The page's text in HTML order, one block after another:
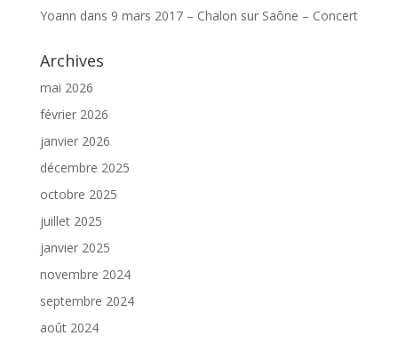
Yoann dans 9 mars 2017 – Chalon sur Saône – Concert
Archives
mai 2026
février 2026
janvier 2026
décembre 2025
octobre 2025
juillet 2025
janvier 2025
novembre 2024
septembre 2024
août 2024